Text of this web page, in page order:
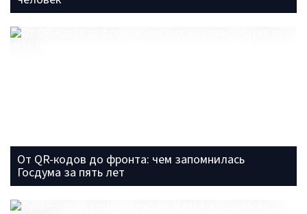
От QR-кодов до фронта: чем запомнилась
Госдума за пять лет